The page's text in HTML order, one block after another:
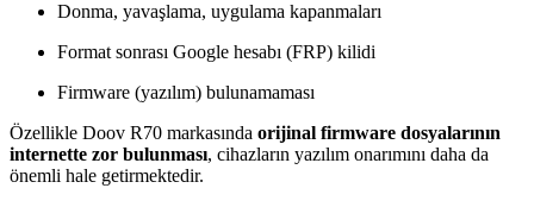
Donma, yavaşlama, uygulama kapanmaları
Format sonrası Google hesabı (FRP) kilidi
Firmware (yazılım) bulunamaması
Özellikle Doov R70 markasında orijinal firmware dosyalarının
internette zor bulunması, cihazların yazılım onarımını daha da
önemli hale getirmektedir.